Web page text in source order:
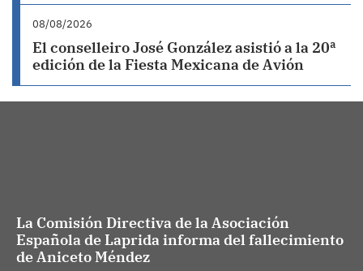
08/08/2026
El conselleiro José González asistió a la 20ª
edición de la Fiesta Mexicana de Avión
La Comisión Directiva de la Asociación
Española de Laprida informa del fallecimiento
de Aniceto Méndez